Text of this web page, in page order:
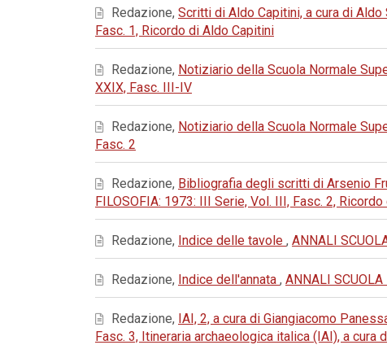
Redazione, Scritti di Aldo Capitini, a cura di Aldo
Fasc. 1, Ricordo di Aldo Capitini
Redazione, Notiziario della Scuola Normale
XXIX, Fasc. III-IV
Redazione, Notiziario della Scuola Normale
Fasc. 2
Redazione, Bibliografia degli scritti di Arsenio
FILOSOFIA: 1973: III Serie, Vol. III, Fasc. 2,
Redazione, Indice delle tavole , ANNALI
Redazione, Indice dell'annata , ANNALI
Redazione, IAI, 2, a cura di Giangiacomo
Fasc. 3, Itineraria archaeologica italica (IAI), a cura